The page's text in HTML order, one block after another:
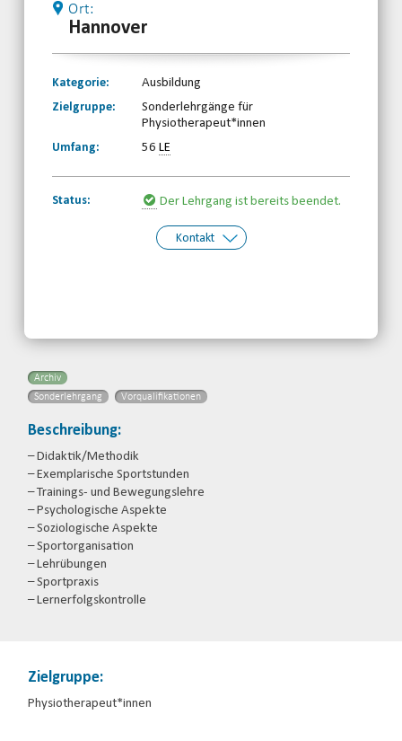
Ort:
Hannover
Kategorie:
Ausbildung
Zielgruppe:
Sonderlehrgänge für
Physiotherapeut*innen
Umfang:
56 LE
Status: Der Lehrgang ist bereits beendet.
Kontakt
Archiv
Sonderlehrgang
Vorqualifikationen
Beschreibung:
– Didaktik/Methodik
– Exemplarische Sportstunden
– Trainings- und Bewegungslehre
– Psychologische Aspekte
– Soziologische Aspekte
– Sportorganisation
– Lehrübungen
– Sportpraxis
– Lernerfolgskontrolle
Zielgruppe:
Physiotherapeut*innen